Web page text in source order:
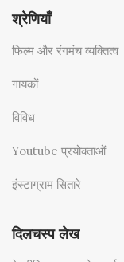
श्रेणियाँ
फिल्म और रंगमंच व्यक्तित्व
गायकों
विविध
Youtube प्रयोक्ताओं
इंस्टाग्राम सितारे
दिलचस्प लेख